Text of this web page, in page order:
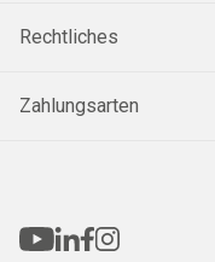
Rechtliches
Zahlungsarten